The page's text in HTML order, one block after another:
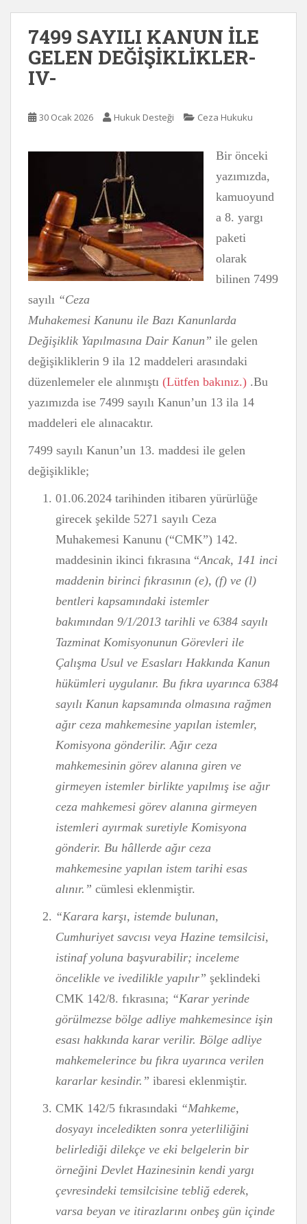
7499 SAYILI KANUN İLE
GELEN DEĞİŞİKLİKLER-
IV-
30 Ocak 2026 Hukuk Desteği Ceza Hukuku
Bir önceki
yazımızda,
kamuoyund
a 8. yargı
paketi
olarak
bilinen 7499
sayılı “Ceza
Muhakemesi Kanunu ile Bazı Kanunlarda
Değişiklik Yapılmasına Dair Kanun” ile gelen
değişikliklerin 9 ila 12 maddeleri arasındaki
düzenlemeler ele alınmıştı (Lütfen bakınız.) .Bu
yazımızda ise 7499 sayılı Kanun’un 13 ila 14
maddeleri ele alınacaktır.
7499 sayılı Kanun’un 13. maddesi ile gelen
değişiklikle;
01.06.2024 tarihinden itibaren yürürlüğe
girecek şekilde 5271 sayılı Ceza
Muhakemesi Kanunu (“CMK”) 142.
maddesinin ikinci fıkrasına “Ancak, 141 inci
maddenin birinci fıkrasının (e), (f) ve (l)
bentleri kapsamındaki istemler
bakımından 9/1/2013 tarihli ve 6384 sayılı
Tazminat Komisyonunun Görevleri ile
Çalışma Usul ve Esasları Hakkında Kanun
hükümleri uygulanır. Bu fıkra uyarınca 6384
sayılı Kanun kapsamında olmasına rağmen
ağır ceza mahkemesine yapılan istemler,
Komisyona gönderilir. Ağır ceza
mahkemesinin görev alanına giren ve
girmeyen istemler birlikte yapılmış ise ağır
ceza mahkemesi görev alanına girmeyen
istemleri ayırmak suretiyle Komisyona
gönderir. Bu hâllerde ağır ceza
mahkemesine yapılan istem tarihi esas
alınır.” cümlesi eklenmiştir.
“Karara karşı, istemde bulunan,
Cumhuriyet savcısı veya Hazine temsilcisi,
istinaf yoluna başvurabilir; inceleme
öncelikle ve ivedilikle yapılır” şeklindeki
CMK 142/8. fıkrasına; “Karar yerinde
görülmezse bölge adliye mahkemesince işin
esası hakkında karar verilir. Bölge adliye
mahkemelerince bu fıkra uyarınca verilen
kararlar kesindir.” ibaresi eklenmiştir.
CMK 142/5 fıkrasındaki “Mahkeme,
dosyayı inceledikten sonra yeterliliğini
belirlediği dilekçe ve eki belgelerin bir
örneğini Devlet Hazinesinin kendi yargı
çevresindeki temsilcisine tebliğ ederek,
varsa beyan ve itirazlarını onbeş gün içinde